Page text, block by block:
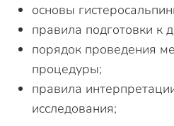
основы
правила подготовки к
порядок проведения
процедуры;
правила
исследования;